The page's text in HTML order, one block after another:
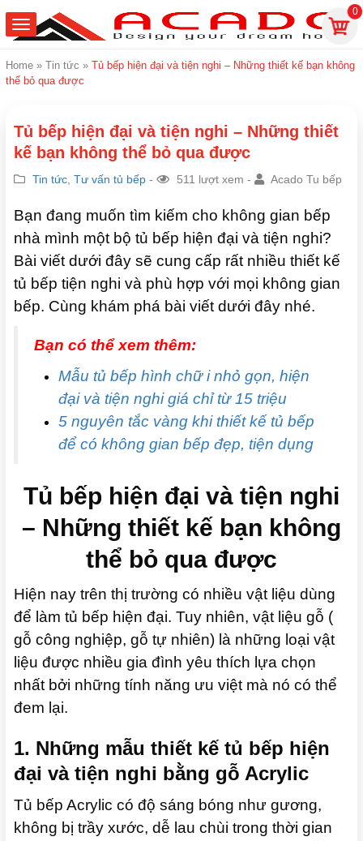
0
Home » Tin tức » Tủ bếp hiện đại và tiện nghi – Những thiết kế bạn không
thể bỏ qua được
Tủ bếp hiện đại và tiện nghi – Những thiết
kế bạn không thể bỏ qua được
Tin tức Tư vấn tủ bếp - 511 lượt xem - Acado Tu bếp
Bạn đang muốn tìm kiếm cho không gian bếp
nhà mình một bộ tủ bếp hiện đại và tiện nghi?
Bài viết dưới đây sẽ cung cấp rất nhiều thiết kế
tủ bếp tiện nghi và phù hợp với mọi không gian
bếp. Cùng khám phá bài viết dưới đây nhé.
Bạn có thể xem thêm:
Mẫu tủ bếp hình chữ i nhỏ gọn, hiện
đại và tiện nghi giá chỉ từ 15 triệu
5 nguyên tắc vàng khi thiết kế tủ bếp
để có không gian bếp đẹp, tiện dụng
Tủ bếp hiện đại và tiện nghi
– Những thiết kế bạn không
thể bỏ qua được
Hiện nay trên thị trường có nhiều vật liệu dùng
để làm tủ bếp hiện đại. Tuy nhiên, vật liệu gỗ (
gỗ công nghiệp, gỗ tự nhiên) là những loại vật
liệu được nhiều gia đình yêu thích lựa chọn
nhất bởi những tính năng ưu việt mà nó có thể
đem lại.
1. Những mẫu thiết kế tủ bếp hiện
đại và tiện nghi bằng gỗ Acrylic
Tủ bếp Acrylic có độ sáng bóng như gương,
không bị trầy xước, dễ lau chùi trong thời gian